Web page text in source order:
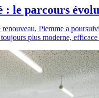
le parcours
Piemme a
plus moderne, efficace